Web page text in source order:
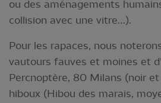
ou des aménagements
collision avec une vitre…).
Pour les rapaces, nous
vautours fauves et moines et
Percnoptère, 80 Milans (noir et
hiboux (Hibou des marais,